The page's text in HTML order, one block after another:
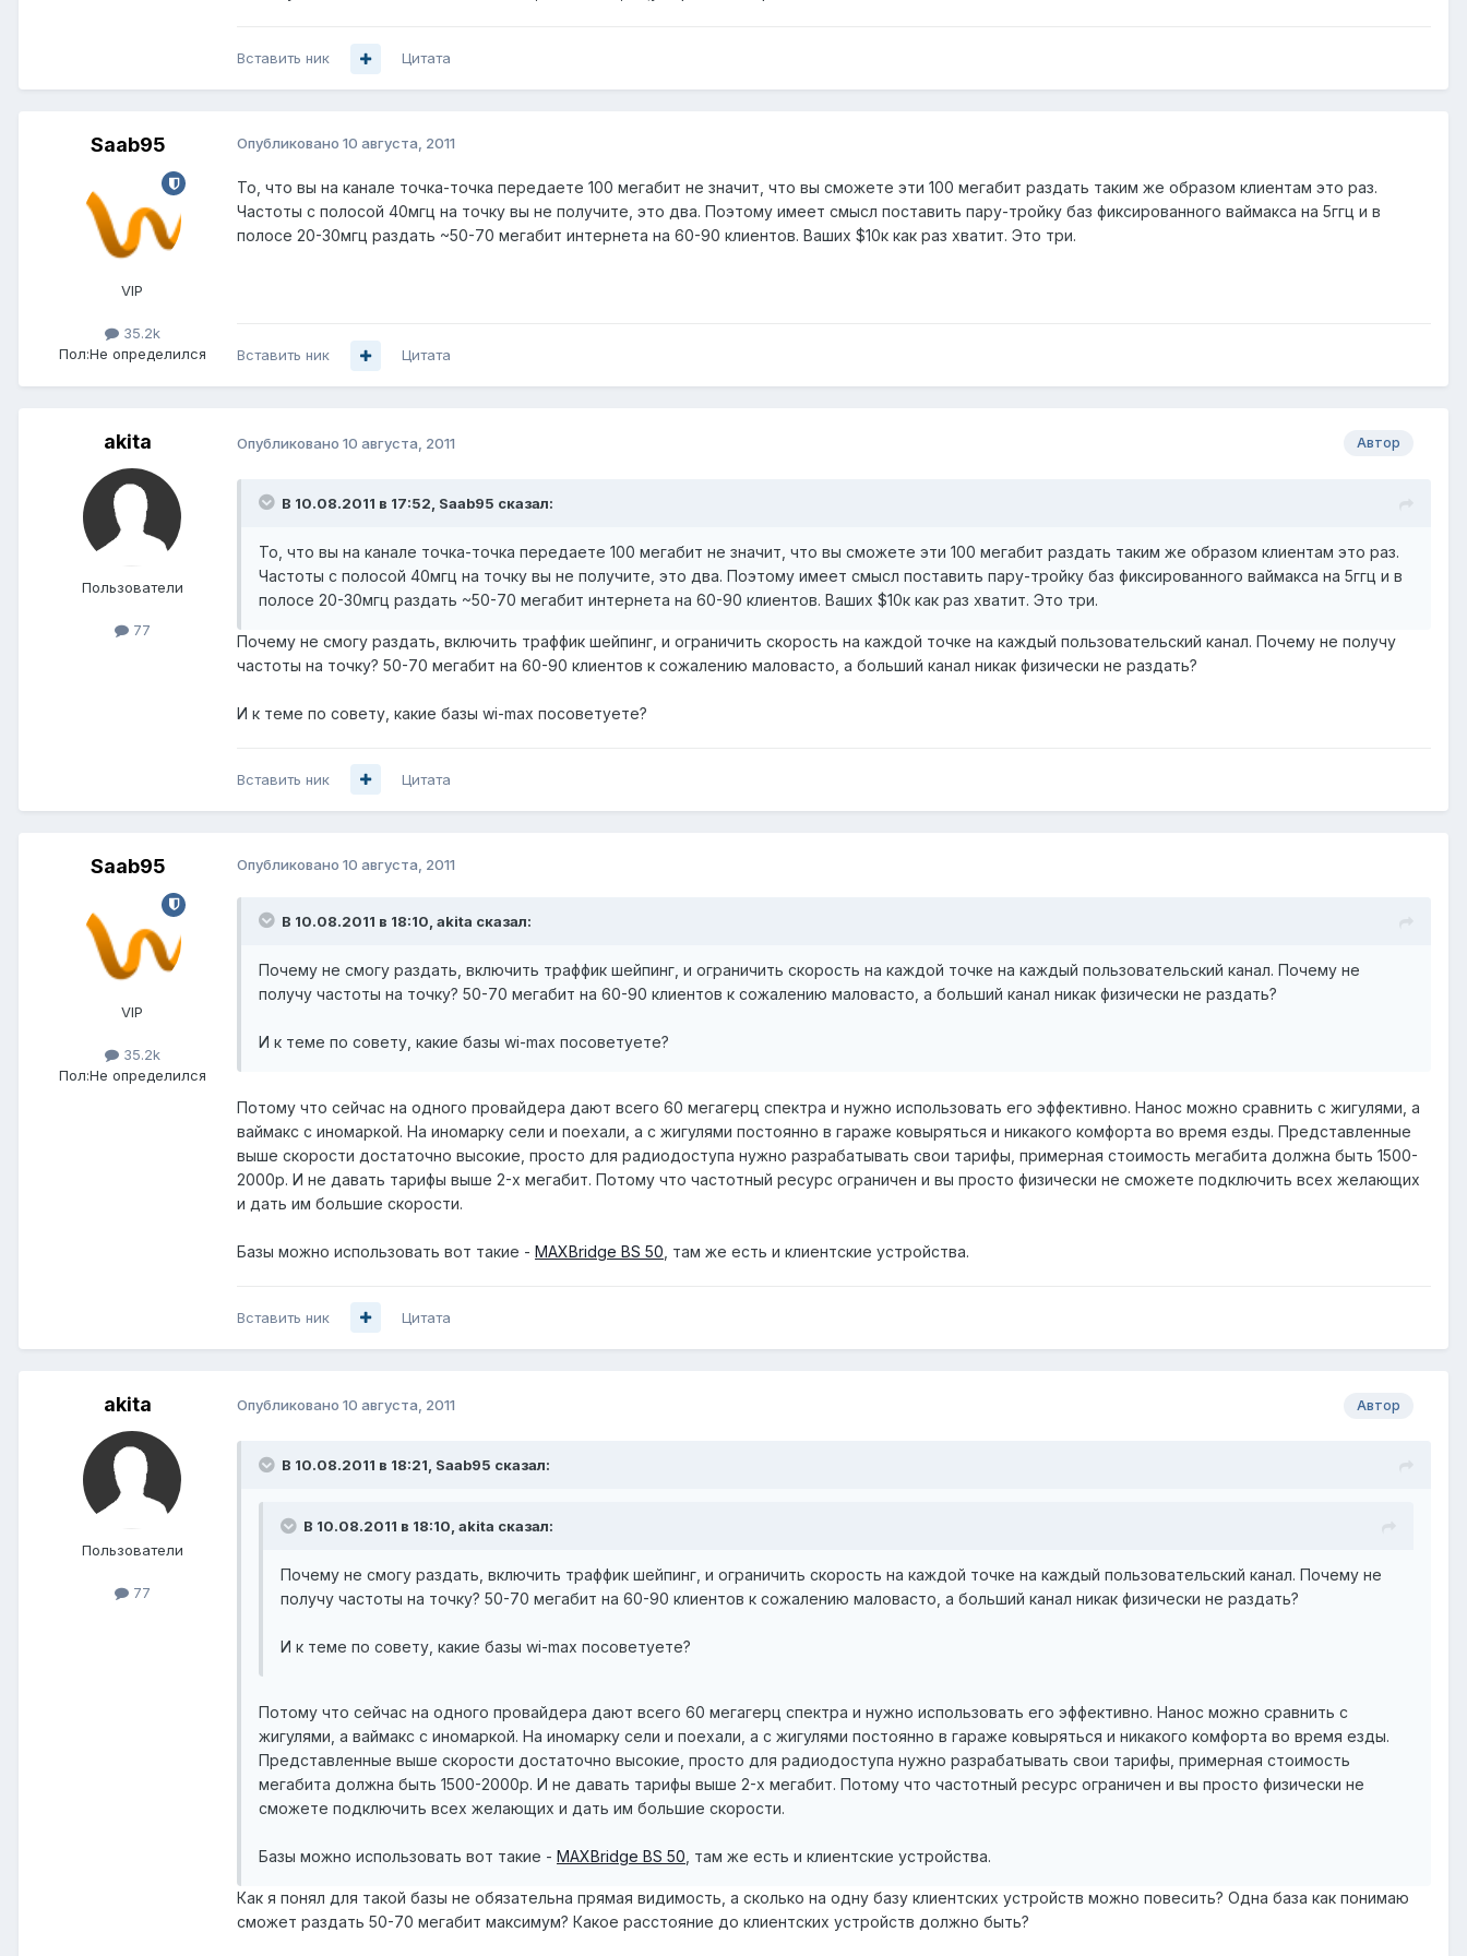
Вставить ник Цитата
Saab95
VIP
35.2k
Пол:Не определился
Опубликовано 10 августа, 2011
То, что вы на канале точка-точка передаете 100 мегабит не значит, что вы сможете эти 100 мегабит раздать таким же образом клиентам это раз.
Частоты с полосой 40мгц на точку вы не получите, это два. Поэтому имеет смысл поставить пару-тройку баз фиксированного ваймакса на 5ггц и в
полосе 20-30мгц раздать ~50-70 мегабит интернета на 60-90 клиентов. Ваших $10к как раз хватит. Это три.
Вставить ник Цитата
akita
Пользователи
77
Автор
Опубликовано 10 августа, 2011
В 10.08.2011 в 17:52, Saab95 сказал:
То, что вы на канале точка-точка передаете 100 мегабит не значит, что вы сможете эти 100 мегабит раздать таким же образом клиентам это раз.
Частоты с полосой 40мгц на точку вы не получите, это два. Поэтому имеет смысл поставить пару-тройку баз фиксированного ваймакса на 5ггц и в
полосе 20-30мгц раздать ~50-70 мегабит интернета на 60-90 клиентов. Ваших $10к как раз хватит. Это три.
Почему не смогу раздать, включить траффик шейпинг, и ограничить скорость на каждой точке на каждый пользовательский канал. Почему не получу
частоты на точку? 50-70 мегабит на 60-90 клиентов к сожалению маловасто, а больший канал никак физически не раздать?
И к теме по совету, какие базы wi-max посоветуете?
Вставить ник Цитата
Saab95
VIP
35.2k
Пол:Не определился
Опубликовано 10 августа, 2011
В 10.08.2011 в 18:10, akita сказал:
Почему не смогу раздать, включить траффик шейпинг, и ограничить скорость на каждой точке на каждый пользовательский канал. Почему не
получу частоты на точку? 50-70 мегабит на 60-90 клиентов к сожалению маловасто, а больший канал никак физически не раздать?
И к теме по совету, какие базы wi-max посоветуете?
Потому что сейчас на одного провайдера дают всего 60 мегагерц спектра и нужно использовать его эффективно. Нанос можно сравнить с жигулями, а
ваймакс с иномаркой. На иномарку сели и поехали, а с жигулями постоянно в гараже ковыряться и никакого комфорта во время езды. Представленные
выше скорости достаточно высокие, просто для радиодоступа нужно разрабатывать свои тарифы, примерная стоимость мегабита должна быть 1500-
2000р. И не давать тарифы выше 2-х мегабит. Потому что частотный ресурс ограничен и вы просто физически не сможете подключить всех желающих
и дать им большие скорости.
Базы можно использовать вот такие - MAXBridge BS 50 , там же есть и клиентские устройства.
Вставить ник Цитата
akita
Пользователи
77
Автор
Опубликовано 10 августа, 2011
В 10.08.2011 в 18:21, Saab95 сказал:
В 10.08.2011 в 18:10, akita сказал:
Почему не смогу раздать, включить траффик шейпинг, и ограничить скорость на каждой точке на каждый пользовательский канал. Почему не
получу частоты на точку? 50-70 мегабит на 60-90 клиентов к сожалению маловасто, а больший канал никак физически не раздать?
И к теме по совету, какие базы wi-max посоветуете?
Потому что сейчас на одного провайдера дают всего 60 мегагерц спектра и нужно использовать его эффективно. Нанос можно сравнить с
жигулями, а ваймакс с иномаркой. На иномарку сели и поехали, а с жигулями постоянно в гараже ковыряться и никакого комфорта во время езды.
Представленные выше скорости достаточно высокие, просто для радиодоступа нужно разрабатывать свои тарифы, примерная стоимость
мегабита должна быть 1500-2000р. И не давать тарифы выше 2-х мегабит. Потому что частотный ресурс ограничен и вы просто физически не
сможете подключить всех желающих и дать им большие скорости.
Базы можно использовать вот такие - MAXBridge BS 50 , там же есть и клиентские устройства.
Как я понял для такой базы не обязательна прямая видимость, а сколько на одну базу клиентских устройств можно повесить? Одна база как понимаю
сможет раздать 50-70 мегабит максимум? Какое расстояние до клиентских устройств должно быть?